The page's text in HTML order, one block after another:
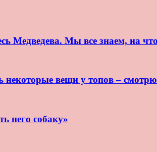
Медведева. Мы все знаем, на
вещи у топов –
него собаку»